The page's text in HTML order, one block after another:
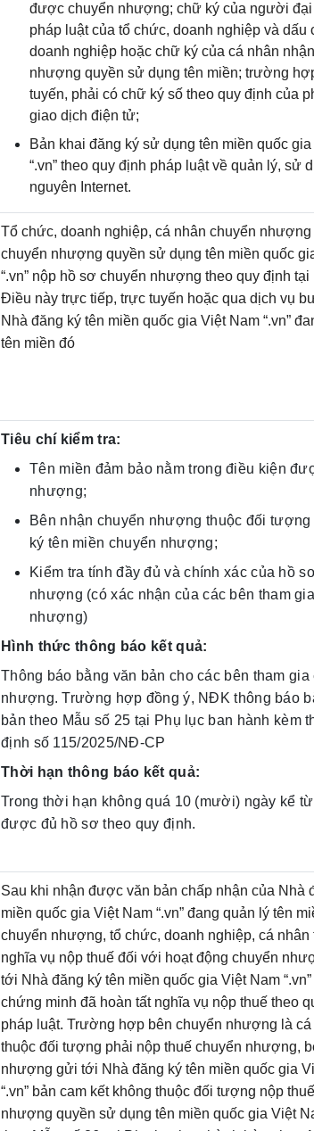
được chuyển nhượng; chữ ký của người đại
pháp luật của tổ chức, doanh nghiệp và dấu
doanh nghiệp hoặc chữ ký của cá nhân
nhượng quyền sử dụng tên miền; trường
tuyến, phải có chữ ký số theo quy định của
giao dịch điện tử;
Bản khai đăng ký sử dụng tên miền quốc
“.vn” theo quy định pháp luật về quản lý, sử
nguyên Internet.
Tổ chức, doanh nghiệp, cá nhân chuyển nhượng
chuyển nhượng quyền sử dụng tên miền quốc
“.vn” nộp hồ sơ chuyển nhượng theo quy định tại
Điều này trực tiếp, trực tuyến hoặc qua dịch vụ
Nhà đăng ký tên miền quốc gia Việt Nam “.vn”
tên miền đó
Tiêu chí kiểm tra:
Tên miền đảm bảo nằm trong điều kiện
nhượng;
Bên nhận chuyển nhượng thuộc đối
ký tên miền chuyển nhượng;
Kiểm tra tính đầy đủ và chính xác của hồ
nhượng (có xác nhận của các bên tham
nhượng)
Hình thức thông báo kết quả:
Thông báo bằng văn bản cho các bên tham gia
nhượng. Trường hợp đồng ý, NĐK thông báo
bản theo Mẫu số 25 tại Phụ lục ban hành kèm
định số 115/2025/NĐ-CP
Thời hạn thông báo kết quả:
Trong thời hạn không quá 10 (mười) ngày kể
được đủ hồ sơ theo quy định.
Sau khi nhận được văn bản chấp nhận của Nhà
miền quốc gia Việt Nam “.vn” đang quản lý tên
chuyển nhượng, tổ chức, doanh nghiệp, cá nhân
nghĩa vụ nộp thuế đối với hoạt động chuyển
tới Nhà đăng ký tên miền quốc gia Việt Nam
chứng minh đã hoàn tất nghĩa vụ nộp thuế theo
pháp luật. Trường hợp bên chuyển nhượng là cá
thuộc đối tượng phải nộp thuế chuyển nhượng,
nhượng gửi tới Nhà đăng ký tên miền quốc gia
“.vn” bản cam kết không thuộc đối tượng nộp
nhượng quyền sử dụng tên miền quốc gia Việt